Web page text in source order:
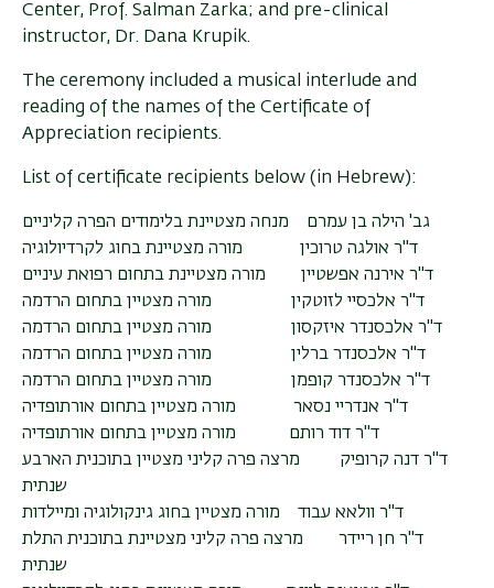
Center, Prof. Salman Zarka; and pre-clinical
instructor, Dr. Dana Krupik.
The ceremony included a musical interlude and
reading of the names of the Certificate of
Appreciation recipients.
List of certificate recipients below (in Hebrew):
גב' הילה בן עמרם מנחה מצטיינת בלימודים הפרה קליניים
ד"ר אולגה טרוכין מורה מצטיינת בחוג לקרדיולוגיה
ד"ר אירנה אפשטיין מורה מצטיינת בתחום רפואת עיניים
ד"ר אנדריי נסאר מורה מצטיין בתחום אורתופדיה
ד"ר דוד רותם מורה מצטיין בתחום אורתופדיה
ד"ר דנה קרופיק מרצה פרה קליני מצטיין בתוכנית הארבע
שנתית
ד"ר וולאא עבוד מורה מצטיין בחוג גינקולוגיה ומיילדות
ד"ר חן ריידר מרצה פרה קליני מצטיינת בתוכנית התלת
שנתית